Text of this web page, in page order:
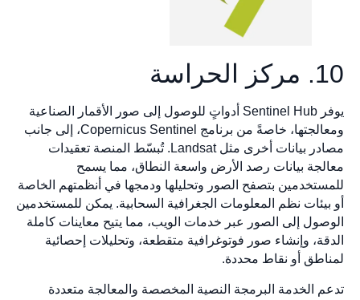
10. مركز الحراسة
يوفر Sentinel Hub أدواتٍ للوصول إلى صور الأقمار الصناعية
ومعالجتها، خاصةً من برنامج Copernicus Sentinel، إلى جانب
مصادر بيانات أخرى مثل Landsat. تُبسّط المنصة تعقيدات
معالجة بيانات رصد الأرض واسعة النطاق، مما يسمح
للمستخدمين بتصفح الصور وتحليلها ودمجها في أنظمتهم الخاصة
أو بيئات نظم المعلومات الجغرافية السحابية. يمكن للمستخدمين
الوصول إلى الصور عبر خدمات الويب، مما يتيح معاينات كاملة
الدقة، وإنشاء صور فوتوغرافية متقطعة، وتحليلات إحصائية
لمناطق أو نقاط محددة.
تدعم الخدمة البرمجة النصية المخصصة والمعالجة متعددة